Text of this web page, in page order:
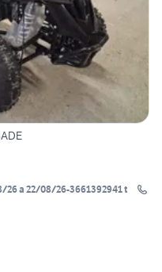
26 a 22/08/26-3661392941 t